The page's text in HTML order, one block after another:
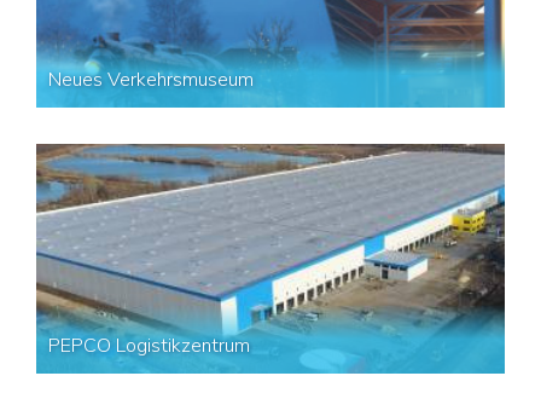
Neues Verkehrsmuseum
PEPCO Logistikzentrum